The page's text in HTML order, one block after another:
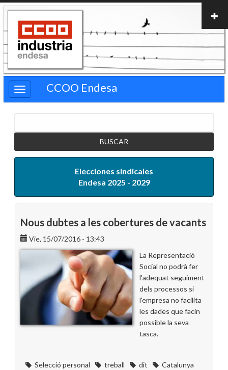
Pasar
contenido
principal
CCOO Endesa
Elecciones sindicales
Endesa 2025 - 2029
Nous dubtes a les cobertures de vacants
Vie, 15/07/2016 - 13:43
La Representació
Social no podrà fer
l'adequat seguiment
dels processos si
l'empresa no facilita
les dades que facin
possible la seva
tasca.
Selecció personal treball dit
Catalunya